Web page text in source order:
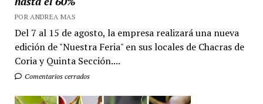
POR ANDREA MAS
Del 7 al 15 de agosto, la empresa realizará una nueva
edición de "Nuestra Feria" en sus locales de Chacras de
Coria y Quinta Sección....
Comentarios cerrados